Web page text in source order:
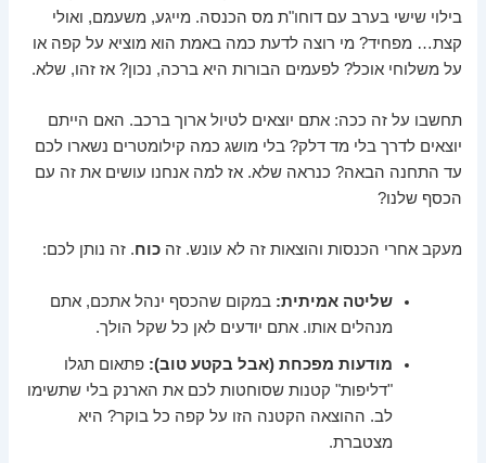
בילוי שישי בערב עם דוחו"ת מס הכנסה. מייגע, משעמם, ואולי
קצת… מפחיד? מי רוצה לדעת כמה באמת הוא מוציא על קפה או
על משלוחי אוכל? לפעמים הבורות היא ברכה, נכון? אז זהו, שלא.
תחשבו על זה ככה: אתם יוצאים לטיול ארוך ברכב. האם הייתם
יוצאים לדרך בלי מד דלק? בלי מושג כמה קילומטרים נשארו לכם
עד התחנה הבאה? כנראה שלא. אז למה אנחנו עושים את זה עם
הכסף שלנו?
מעקב אחרי הכנסות והוצאות זה לא עונש. זהכוח. זה נותן לכם:
שליטה אמיתית: במקום שהכסף ינהל אתכם, אתם
מנהלים אותו. אתם יודעים לאן כל שקל הולך.
מודעות מפכחת (אבל בקטע טוב): פתאום תגלו
"דליפות" קטנות שסוחטות לכם את הארנק בלי שתשימו
לב. ההוצאה הקטנה הזו על קפה כל בוקר? היא
מצטברת.